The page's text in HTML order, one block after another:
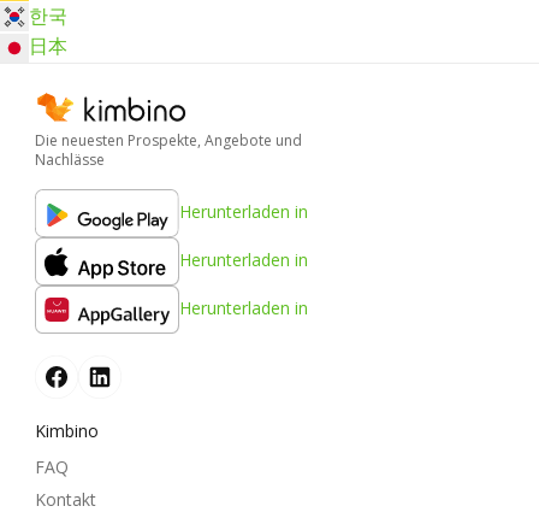
한국
日本
Die neuesten Prospekte, Angebote und
Nachlässe
Herunterladen in
Herunterladen in
Herunterladen in
Kimbino
FAQ
Kontakt